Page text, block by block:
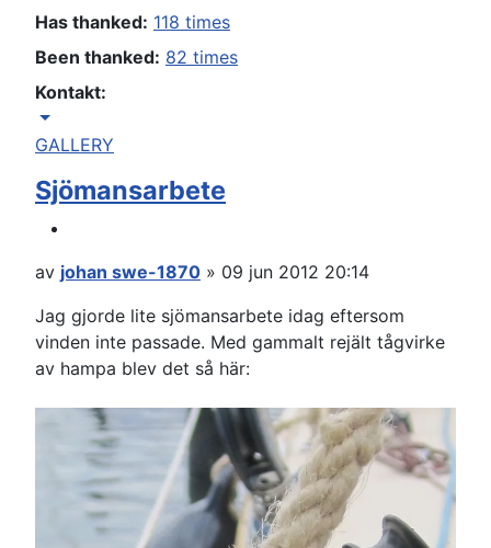
Has thanked: 118 times
Been thanked: 82 times
Kontakt:
Kontakta johan swe-1870
GALLERY
Sjömansarbete
Inlägg
av johan swe-1870 » 09 jun 2012 20:14
Jag gjorde lite sjömansarbete idag eftersom
vinden inte passade. Med gammalt rejält tågvirke
av hampa blev det så här: